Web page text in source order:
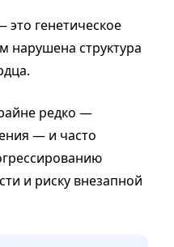
генетическое
нарушена структура
редко —
— и часто
и риску внезапной